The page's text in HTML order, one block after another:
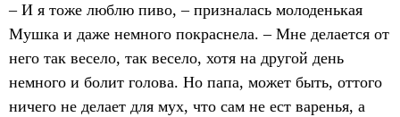
– И я тоже люблю пиво, – призналась молоденькая
Мушка и даже немного покраснела. – Мне делается от
него так весело, так весело, хотя на другой день
немного и болит голова. Но папа, может быть, оттого
ничего не делает для мух, что сам не ест варенья, а